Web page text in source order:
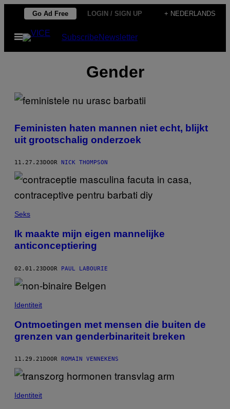
de
Go Ad Free LOGIN / SIGN UP + NEDERLANDS
Open
menu
SubscribeNewsletter
Gender
Feministen haten mannen niet echt, blijkt
uit grootschalig onderzoek
11.27.23 DOOR NICK THOMPSON
Seks
Ik maakte mijn eigen mannelijke
anticonceptiering
02.01.23DOOR PAUL LABOURIE
Identiteit
Ontmoetingen met mensen die buiten de
grenzen van genderbinariteit breken
11.29.21 DOOR ROMAIN VENNEKENS
Identiteit